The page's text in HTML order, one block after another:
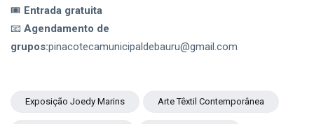
🎟 Entrada gratuita
📧 Agendamento de
grupos:pinacotecamunicipaldebauru@gmail.com
Exposição Joedy Marins Arte Têxtil Contemporânea